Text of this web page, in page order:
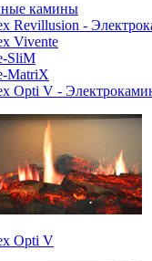
камины
Revillusion -
Vivente
SliM
MatriX
Opti V -
Opti V